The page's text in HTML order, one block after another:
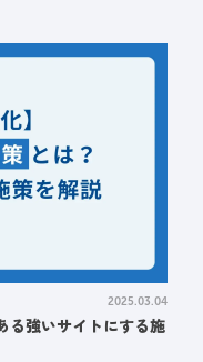
2025.03.04
る強いサイトにする施